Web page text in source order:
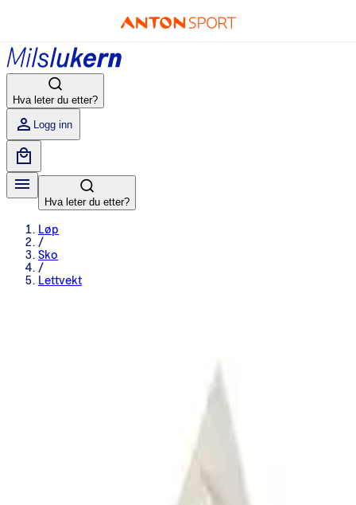
Hva leter du etter?
Logg inn
Hva leter du etter?
Løp
/
Sko
/
Lettvekt